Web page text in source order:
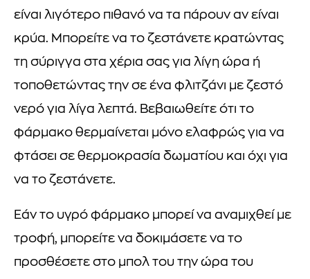
είναι λιγότερο πιθανό να τα πάρουν αν είναι
κρύα. Μπορείτε να το ζεστάνετε κρατώντας
τη σύριγγα στα χέρια σας για λίγη ώρα ή
τοποθετώντας την σε ένα φλιτζάνι με ζεστό
νερό για λίγα λεπτά. Βεβαιωθείτε ότι το
φάρμακο θερμαίνεται μόνο ελαφρώς για να
φτάσει σε θερμοκρασία δωματίου και όχι για
να το ζεστάνετε.
Εάν το υγρό φάρμακο μπορεί να αναμιχθεί με
τροφή, μπορείτε να δοκιμάσετε να το
προσθέσετε στο μπολ του την ώρα του